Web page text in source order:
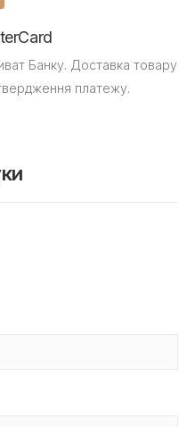
Банку. Доставка товару
платежу.